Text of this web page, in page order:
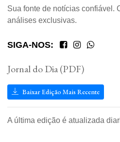
Sua fonte de notícias confiável.
análises exclusivas.
SIGA-NOS:
Jornal do Dia (PDF)
Baixar Edição Mais Recente
A última edição é atualizada